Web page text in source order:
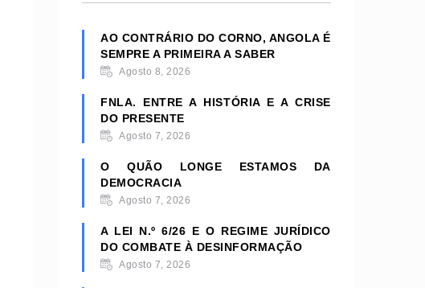
AO CONTRÁRIO DO CORNO, ANGOLA É
SEMPRE A PRIMEIRA A SABER
Agosto 8, 2026
FNLA. ENTRE A HISTÓRIA E A CRISE
DO PRESENTE
Agosto 7, 2026
O QUÃO LONGE ESTAMOS DA
DEMOCRACIA
Agosto 7, 2026
A LEI N.º 6/26 E O REGIME JURÍDICO
DO COMBATE À DESINFORMAÇÃO
Agosto 7, 2026